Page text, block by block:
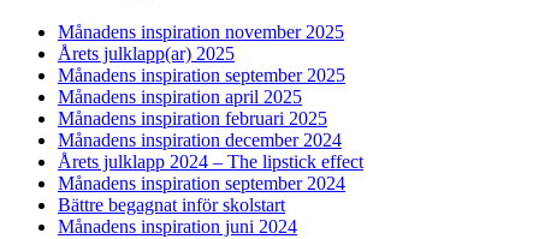
Månadens inspiration november 2025
Årets julklapp(ar) 2025
Månadens inspiration september 2025
Månadens inspiration april 2025
Månadens inspiration februari 2025
Månadens inspiration december 2024
Årets julklapp 2024 – The lipstick effect
Månadens inspiration september 2024
Bättre begagnat inför skolstart
Månadens inspiration juni 2024